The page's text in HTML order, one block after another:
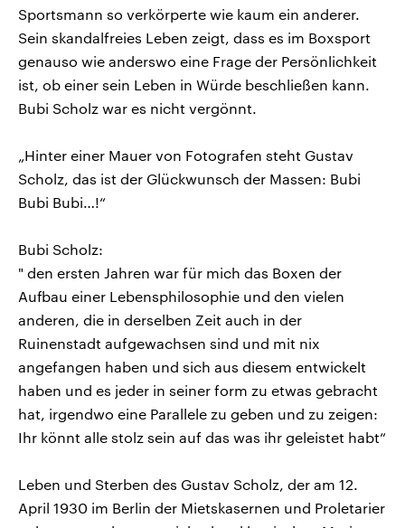
Sportsmann so verkörperte wie kaum ein anderer.
Sein skandalfreies Leben zeigt, dass es im Boxsport
genauso wie anderswo eine Frage der Persönlichkeit
ist, ob einer sein Leben in Würde beschließen kann.
Bubi Scholz war es nicht vergönnt.
„Hinter einer Mauer von Fotografen steht Gustav
Scholz, das ist der Glückwunsch der Massen: Bubi
Bubi Bubi…!“
Bubi Scholz:
" den ersten Jahren war für mich das Boxen der
Aufbau einer Lebensphilosophie und den vielen
anderen, die in derselben Zeit auch in der
Ruinenstadt aufgewachsen sind und mit nix
angefangen haben und sich aus diesem entwickelt
haben und es jeder in seiner form zu etwas gebracht
hat, irgendwo eine Parallele zu geben und zu zeigen:
Ihr könnt alle stolz sein auf das was ihr geleistet habt“
Leben und Sterben des Gustav Scholz, der am 12.
April 1930 im Berlin der Mietskasernen und Proletarier